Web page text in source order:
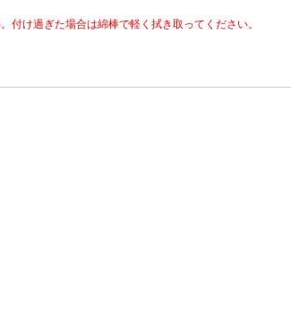
付け過ぎた場合は綿棒で軽く拭き取ってください。